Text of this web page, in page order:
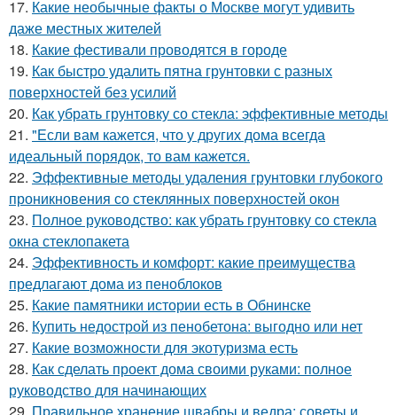
17. Какие необычные факты о Москве могут удивить
даже местных жителей
18. Какие фестивали проводятся в городе
19. Как быстро удалить пятна грунтовки с разных
поверхностей без усилий
20. Как убрать грунтовку со стекла: эффективные методы
21. "Если вам кажется, что у других дома всегда
идеальный порядок, то вам кажется.
22. Эффективные методы удаления грунтовки глубокого
проникновения со стеклянных поверхностей окон
23. Полное руководство: как убрать грунтовку со стекла
окна стеклопакета
24. Эффективность и комфорт: какие преимущества
предлагают дома из пеноблоков
25. Какие памятники истории есть в Обнинске
26. Купить недострой из пенобетона: выгодно или нет
27. Какие возможности для экотуризма есть
28. Как сделать проект дома своими руками: полное
руководство для начинающих
29. Правильное хранение швабры и ведра: советы и